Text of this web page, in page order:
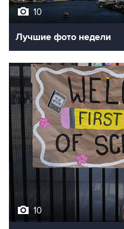
10
Лучшие фото недели
10